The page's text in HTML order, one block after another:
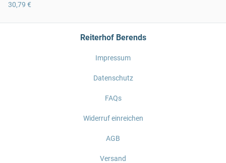
30,79 €
Reiterhof Berends
Impressum
Datenschutz
FAQs
Widerruf einreichen
AGB
Versand